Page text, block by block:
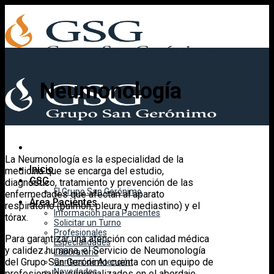
content
Inicio
GSG
El Grupo San Gerónimo
Área Pacientes
Información para Pacientes
Solicitar un Turno
Profesionales
Especialidades
Laboratorio
Centros de Atención
Novedades
Neumonología
La Neumonología es la especialidad de la
medicina que se encarga del estudio,
diagnóstico, tratamiento y prevención de las
enfermedades que afectan al aparato
respiratorio (pulmón, pleura y mediastino) y el
tórax.
Para garantizar una atención con calidad médica
y calidez humana, el Servicio de Neumonología
del Grupo San Gerónimo cuenta con un equipo de